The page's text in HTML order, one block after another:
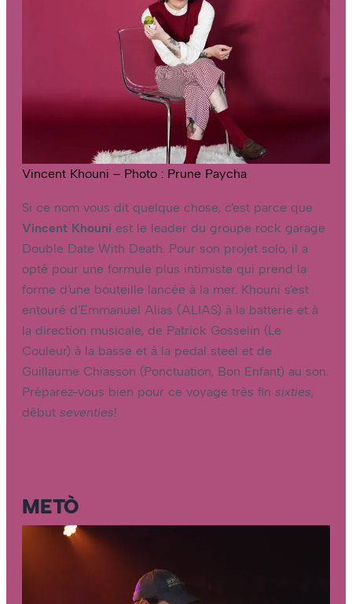
Vincent Khouni – Photo : Prune Paycha
Si ce nom vous dit quelque chose, c’est parce que
Vincent Khouni est le leader du groupe rock garage
Double Date With Death. Pour son projet solo, il a
opté pour une formule plus intimiste qui prend la
forme d’une bouteille lancée à la mer. Khouni s’est
entouré d’Emmanuel Alias (ALIAS) à la batterie et à
la direction musicale, de Patrick Gosselin (Le
Couleur) à la basse et à la pedal steel et de
Guillaume Chiasson (Ponctuation, Bon Enfant) au son.
Préparez-vous bien pour ce voyage très fin sixties,
début seventies!
METÒ